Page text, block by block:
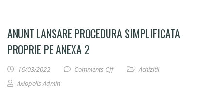
ANUNT LANSARE PROCEDURA SIMPLIFICATA
PROPRIE PE ANEXA 2
16/03/2022 Comments Offon Anunt lansare procedura
Achizitii
Axiopolis Admin